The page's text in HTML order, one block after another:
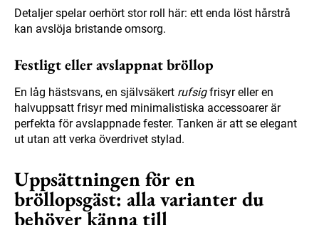
Detaljer spelar oerhört stor roll här: ett enda löst hårstrå
kan avslöja bristande omsorg.
Festligt eller avslappnat bröllop
En låg hästsvans, en självsäkert rufsigfrisyr eller en
halvuppsatt frisyr med minimalistiska accessoarer är
perfekta för avslappnade fester. Tanken är att se elegant
ut utan att verka överdrivet stylad.
Uppsättningen för en
bröllopsgäst: alla varianter du
behöver känna till